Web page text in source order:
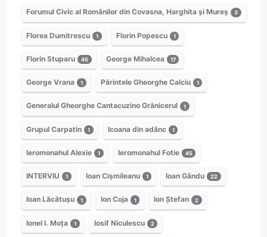
Forumul Civic al Românilor din Covasna, Harghita și Mureș 3
Florea Dumitrescu 1 Florin Popescu 1
Florin Stuparu 45 George Mihalcea 17
George Vrana 1 Părintele Gheorghe Calciu 1
Generalul Gheorghe Cantacuzino Grănicerul 1
Grupul Carpatin 1 Icoana din adânc 1
Ieromonahul Alexie 1 Ieromonahul Fotie 45
INTERVIU 1 Ioan Cișmileanu 1 Ioan Gându 22
Ioan Lăcătușu 1 Ion Coja 1 Ion Ștefan 2
Ionel I. Moța 1 Iosif Niculescu 2